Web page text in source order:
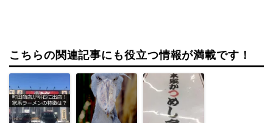
こちらの関連記事にも役立つ情報が満載です！